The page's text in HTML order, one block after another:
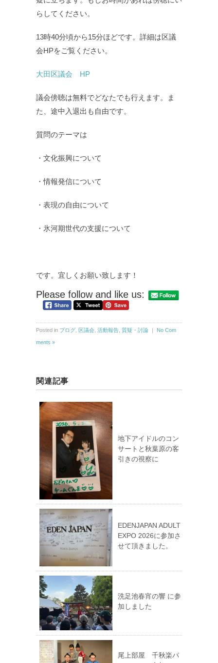
らしてください。
13時40分頃から15分ほどです。詳細は区議
会HPをご覧ください。
大田区議会 HP
議会傍聴は無料でどなたでも行えます。ま
た、途中入退出も自由です。
質問のテーマは
・文化振興について
・情報発信について
・表現の自由について
・氷河期世代の支援について
です。宜しくお願い致します！
Please follow and like us:
Posted in ブログ 区議会 活動報告 質疑・討論 ｜ No Com
ments »
関連記事
地下アイドルのコン
サートと秋葉原の客
引きの視察に
EDENJAPAN ADULT
EXPO 2026に参加さ
せて頂きました。
洗足池春宵の響 に参
加しました
尾上部屋 千秋楽パ